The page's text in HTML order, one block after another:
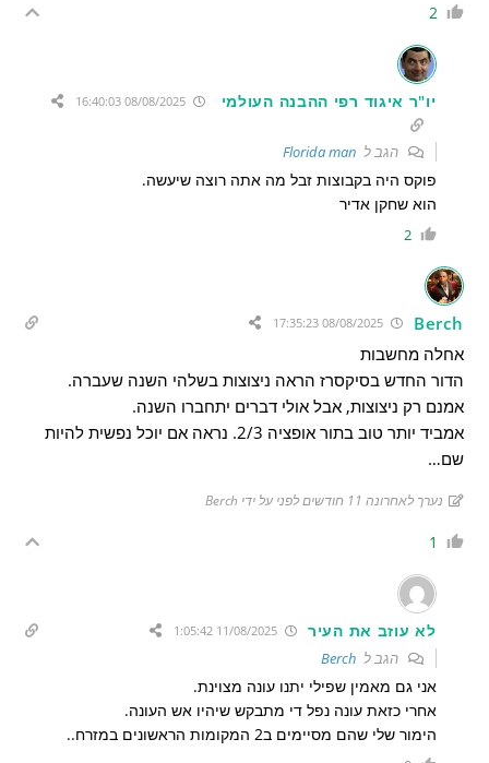
2
יו"ר איגוד רפי ההבנה העולמי 08/08/2025 16:40:03
הגב ל Florida man
פוקס היה בקבוצות זבל מה אתה רוצה שיעשה.
הוא שחקן אדיר
2
Berch
אחלה מחשבות
הדור החדש בסיקסרז הראה ניצוצות בשלהי השנה שעברה.
אמנם רק ניצוצות, אבל אולי דברים יתחברו השנה.
אמביד יותר טוב בתור אופציה 2/3. נראה אם יוכל נפשית להיות
שם…
נערך לאחרונה 11 חודשים לפני על ידי Berch
1
לא עוזב את העיר
הגב ל Berch
אני גם מאמין שפילי יתנו עונה מצוינת.
אחרי כזאת עונה נפל די מתבקש שיהיו אש העונה.
הימור שלי שהם מסיימים ב2 המקומות הראשונים במזרח..